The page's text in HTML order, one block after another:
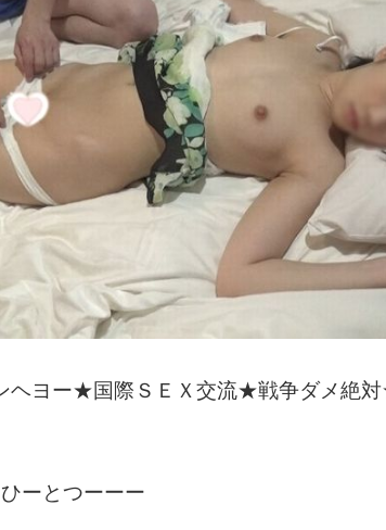
ヘヨー★国際ＳＥＸ交流★戦争ダメ絶
ーとつーーー